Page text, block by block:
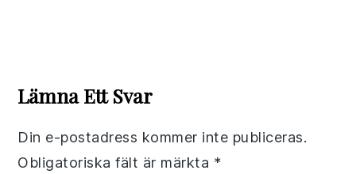
Interactions
Lämna Ett Svar
Din e-postadress kommer inte publiceras.
Obligatoriska fält är märkta *